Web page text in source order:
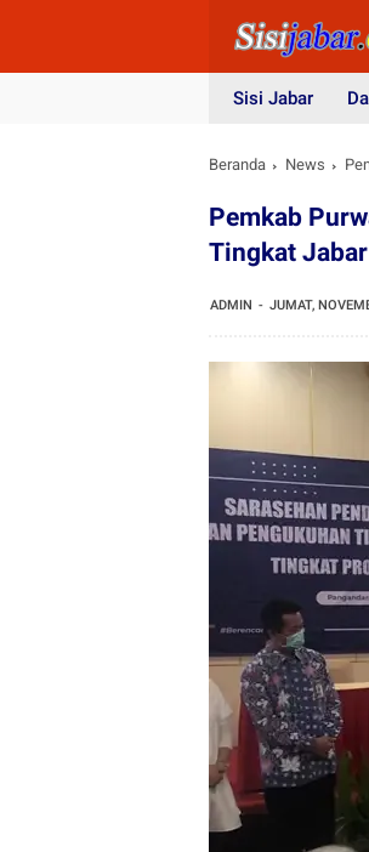
Sisi Jabar
Beranda News
Pemkab
Tingkat Jabar
ADMIN JUMAT,